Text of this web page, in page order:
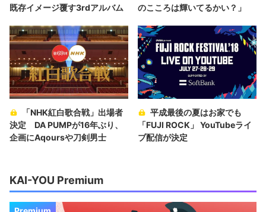
既存イメージ覆す3rdアルバム
のこころは輝いてるかい？」
「NHK紅白歌合戦」出場者
決定 DA PUMPが16年ぶり、
企画にAqoursや刀剣男士
平成最後の夏はお家でも
「FUJI ROCK」 YouTubeライ
ブ配信が決定
KAI-YOU Premium